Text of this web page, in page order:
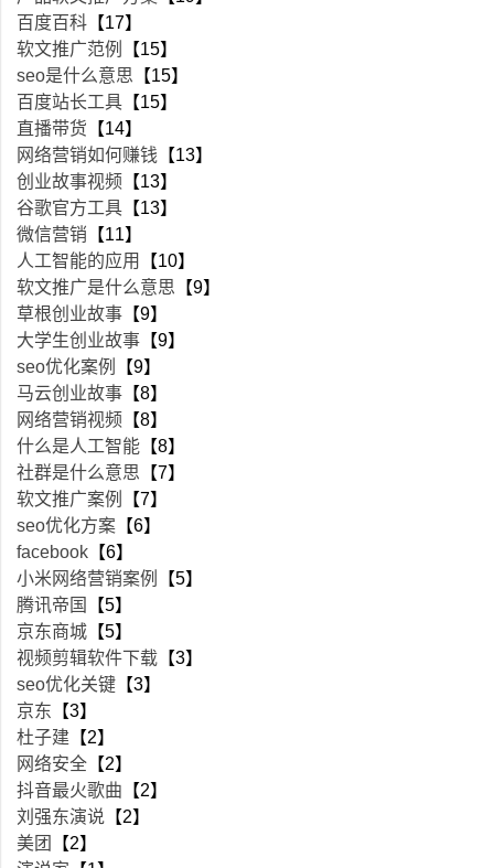
百度百科 【17】
软文推广范例
【15】
seo是什么意思 【15】
百度站长工具 【15】
直播带货 【14】
网络营销如何赚钱 【13】
创业故事视频 【13】
谷歌官方工具 【13】
微信营销 【11】
人工智能的应用
【10】
软文推广是什么意思 【9】
草根创业故事 【9】
大学生创业故事 【9】
seo优化案例
【9】
马云创业故事 【8】
网络营销视频 【8】
什么是人工智能 【8】
社群是什么意思 【7】
软文推广案例
【7】
seo优化方案 【6】
facebook 【6】
小米网络营销案例
【5】
腾讯帝国
【5】
京东商城 【5】
视频剪辑软件下载 【3】
seo优化关键 【3】
京东 【3】
杜子建 【2】
网络安全 【2】
抖音最火歌曲 【2】
刘强东演说 【2】
美团
【2】